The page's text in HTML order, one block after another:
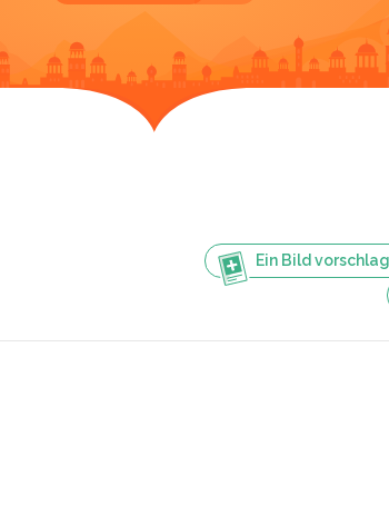
Ein Bild